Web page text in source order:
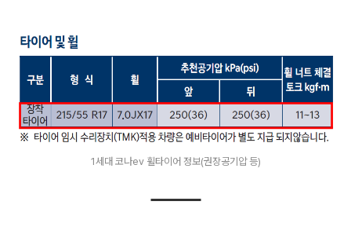
1세대 코나ev 휠타이어 정보(권장공기압 등)